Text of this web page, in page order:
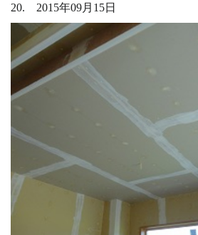
20. 2015年09月15日